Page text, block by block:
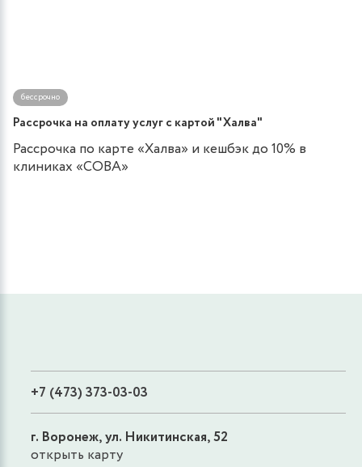
бессрочно
Рассрочка на оплату услуг с картой "Халва"
Рассрочка по карте «Халва» и кешбэк до 10% в
клиниках «СОВА»
+7 (473) 373-03-03
г. Воронеж, ул. Никитинская, 52
открыть карту